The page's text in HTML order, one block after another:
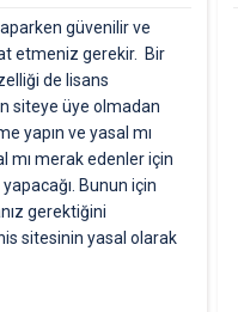
güvenilir ve
etmeniz gerekir. Bir
de lisans
siteye üye olmadan
yapın ve yasal mı
mı merak edenler için
Bunun için
gerektiğini
sitesinin yasal olarak